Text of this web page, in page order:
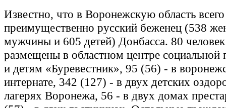
Известно, что в Воронежскую область
преимущественно русский беженец (538
мужчины и 605 детей) Донбасса. 80
размещены в областном центре
и детям «Буревестник», 95 (56) - в
интернате, 342 (127) - в двух детских
лагерях Воронежа, 56 - в двух домах